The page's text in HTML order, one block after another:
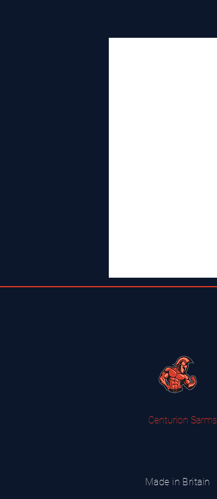
Centurion Sarms
Made in Britain